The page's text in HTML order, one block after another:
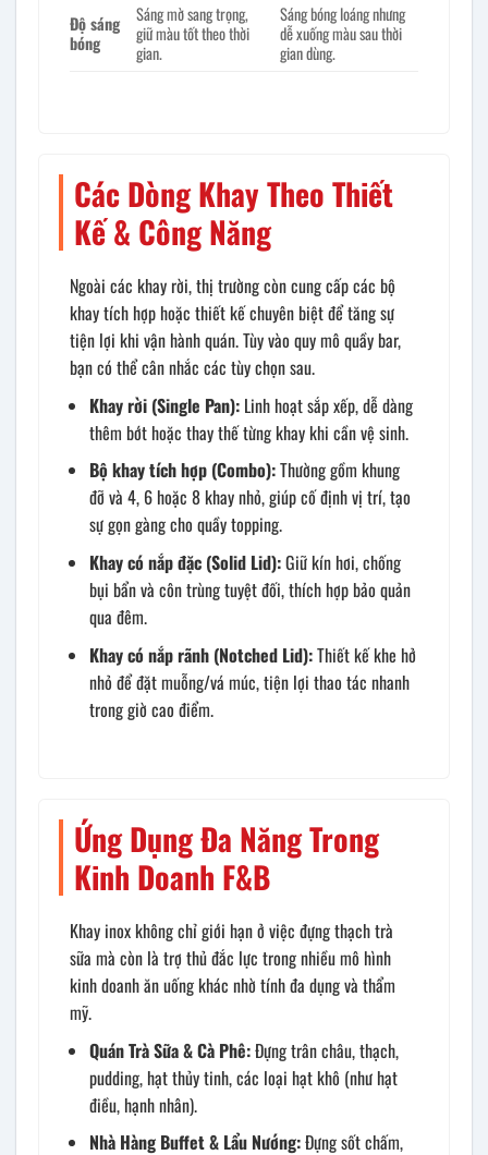
Độ sáng
bóng
Sáng mờ sang trọng,
giữ màu tốt theo thời
gian.
Sáng bóng loáng nhưng
dễ xuống màu sau thời
gian dùng.
Các Dòng Khay Theo Thiết
Kế & Công Năng
Ngoài các khay rời, thị trường còn cung cấp các bộ
khay tích hợp hoặc thiết kế chuyên biệt để tăng sự
tiện lợi khi vận hành quán. Tùy vào quy mô quầy bar,
bạn có thể cân nhắc các tùy chọn sau.
Khay rời (Single Pan): Linh hoạt sắp xếp, dễ dàng
thêm bớt hoặc thay thế từng khay khi cần vệ sinh.
Bộ khay tích hợp (Combo):Thường gồm khung
đỡ và 4, 6 hoặc 8 khay nhỏ, giúp cố định vị trí, tạo
sự gọn gàng cho quầy topping.
Khay có nắp đặc (Solid Lid):Giữ kín hơi, chống
bụi bẩn và côn trùng tuyệt đối, thích hợp bảo quản
qua đêm.
Khay có nắp rãnh (Notched Lid):Thiết kế khe hở
nhỏ để đặt muỗng/vá múc, tiện lợi thao tác nhanh
trong giờ cao điểm.
Ứng Dụng Đa Năng Trong
Kinh Doanh F&B
Khay inox không chỉ giới hạn ở việc đựng thạch trà
sữa mà còn là trợ thủ đắc lực trong nhiều mô hình
kinh doanh ăn uống khác nhờ tính đa dụng và thẩm
mỹ.
Quán Trà Sữa & Cà Phê:Đựng trân châu, thạch,
pudding, hạt thủy tinh, các loại hạt khô (như hạt
điều, hạnh nhân).
Nhà Hàng Buffet & Lẩu Nướng:Đựng sốt chấm,